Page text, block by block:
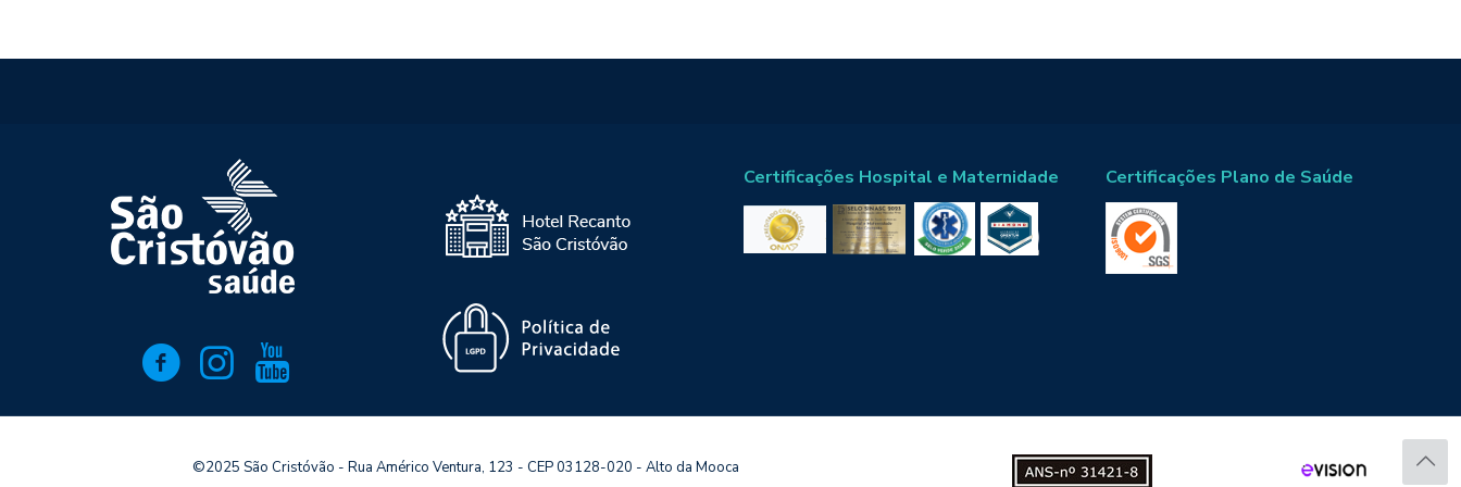
Certificações Hospital e Maternidade Certificações Plano de Saúde
©2025 São Cristóvão - Rua Américo Ventura, 123 - CEP 03128-020 - Alto da Mooca